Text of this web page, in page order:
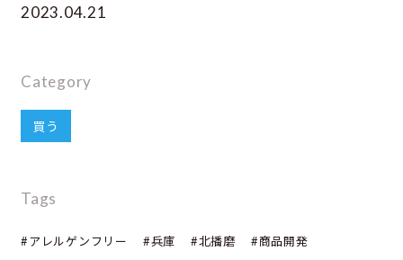
2023.04.21
Category
買う
Tags
#アレルゲンフリー #兵庫 #北播磨
#商品開発